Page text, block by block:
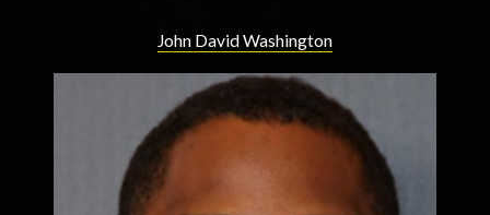
John David Washington